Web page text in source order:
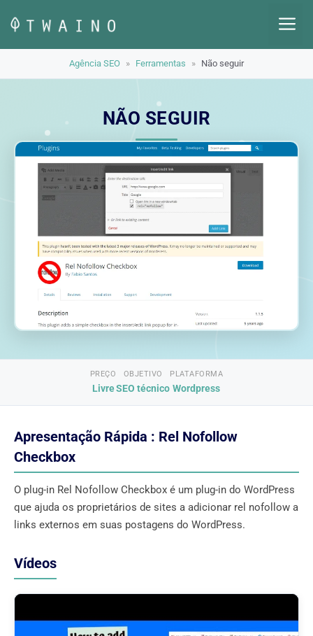
para
o
Agência SEO » Ferramentas » Não seguir
NÃO SEGUIR
PREÇO
Livre
OBJETIVO
SEO técnico
PLATAFORMA
Wordpress
Apresentação Rápida : Rel Nofollow
Checkbox
O plug-in Rel Nofollow Checkbox é um plug-in do WordPress
que ajuda os proprietários de sites a adicionar rel nofollow a
links externos em suas postagens do WordPress.
Vídeos